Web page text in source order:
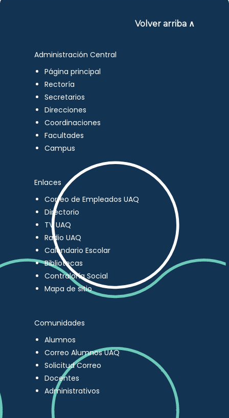
Volver arriba ∧
Administración Central
Página principal
Rectoría
Secretarios
Direcciones
Coordinaciones
Facultades
Campus
Enlaces
Correo de Empleados UAQ
Directorio
TV UAQ
Radio UAQ
Calendario Escolar
Bibliotecas
Contraloría Social
Mapa de sitio
Comunidades
Alumnos
Correo Alumnos UAQ
Solicitud Correo
Docentes
Administrativos